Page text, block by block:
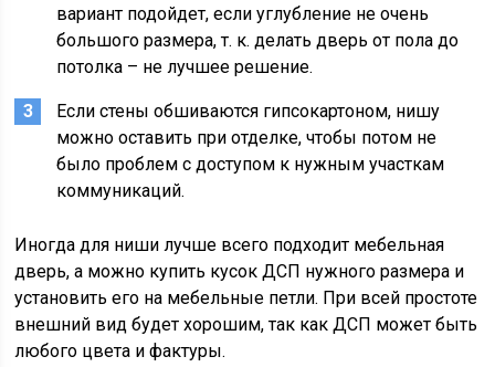
вариант подойдет, если углубление не очень
большого размера, т. к. делать дверь от пола до
потолка – не лучшее решение.
Если стены обшиваются гипсокартоном, нишу
можно оставить при отделке, чтобы потом не
было проблем с доступом к нужным участкам
коммуникаций.
Иногда для ниши лучше всего подходит мебельная
дверь, а можно купить кусок ДСП нужного размера и
установить его на мебельные петли. При всей простоте
внешний вид будет хорошим, так как ДСП может быть
любого цвета и фактуры.